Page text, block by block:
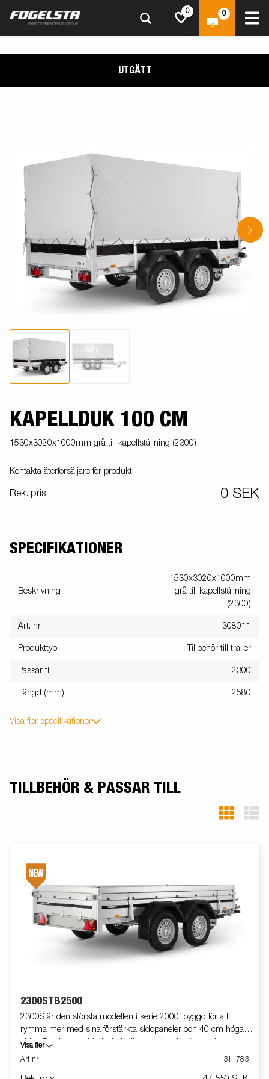
0 0
UTGÅTT
KAPELLDUK 100 CM
1530x3020x1000mm grå till kapellställning (2300)
Kontakta återförsäljare för produkt
Rek. pris 0 SEK
SPECIFIKATIONER
Beskrivning
1530x3020x1000mm
grå till kapellställning
(2300)
Art. nr 308011
Produkttyp Tillbehör till trailer
Passar till 2300
Längd (mm) 2580
Visa fler specifikationer
TILLBEHÖR & PASSAR TILL
2300STB2500
2300S är den största modellen i serie 2000, byggd för att
rymma mer med sina förstärkta sidopaneler och 40 cm höga
sidor. Det är en dubbelaxlad släpvagn (tandem) med bromsar,
vilket ger extra stabilitet och säkerhet vid körning, även med
Visa fler
Art nr
311783